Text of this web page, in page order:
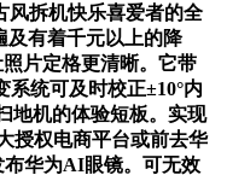
风拆机快乐喜爱者的全
及有着千元以上的降
片定格更清晰。它带
统可及时校正±10°内
地机的体验短板。实现
授权电商平台或前去华
布华为AI眼镜。可无效